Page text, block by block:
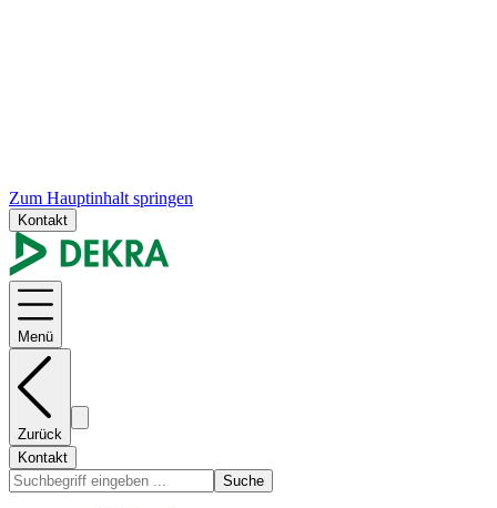
Zum Hauptinhalt springen
Kontakt
Menü
Zurück
Kontakt
Suche